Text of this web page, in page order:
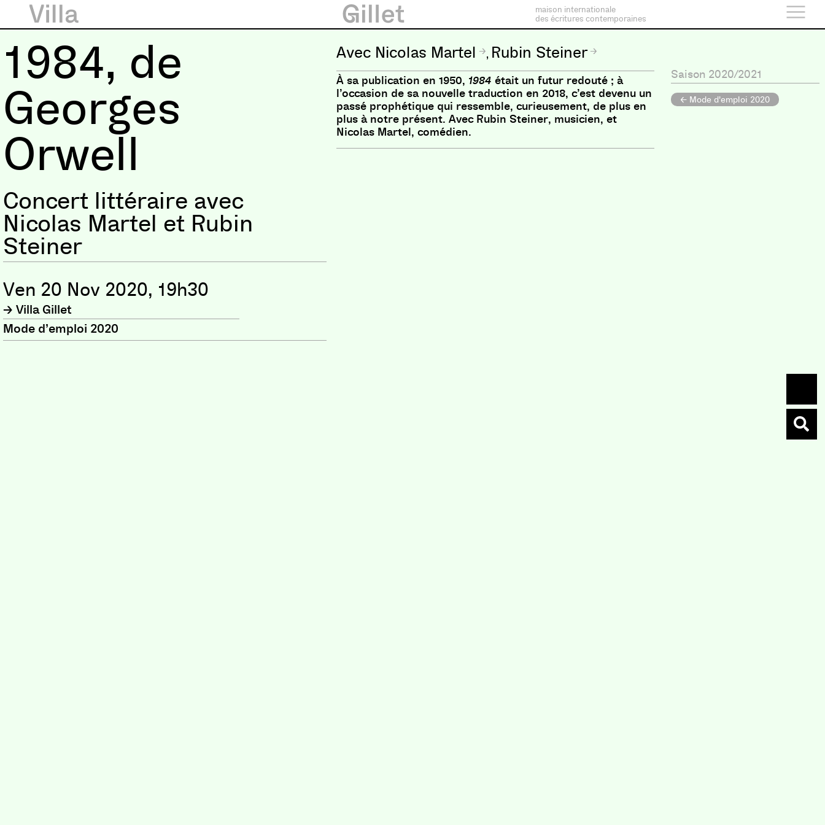
maison internationale
des écritures contemporaines
1984, de
Georges
Orwell
Concert littéraire avec
Nicolas Martel et Rubin
Steiner
Ven 20 Nov 2020, 19h30
Villa Gillet
Mode d’emploi 2020
Nicolas Martel , Rubin Steiner
À sa publication en 1950, 1984 était un futur redouté ; à
l’occasion de sa nouvelle traduction en 2018, c’est devenu un
passé prophétique qui ressemble, curieusement, de plus en
plus à notre présent. Avec Rubin Steiner, musicien, et
Nicolas Martel, comédien.
Saison 2020/2021
← Mode d'emploi 2020